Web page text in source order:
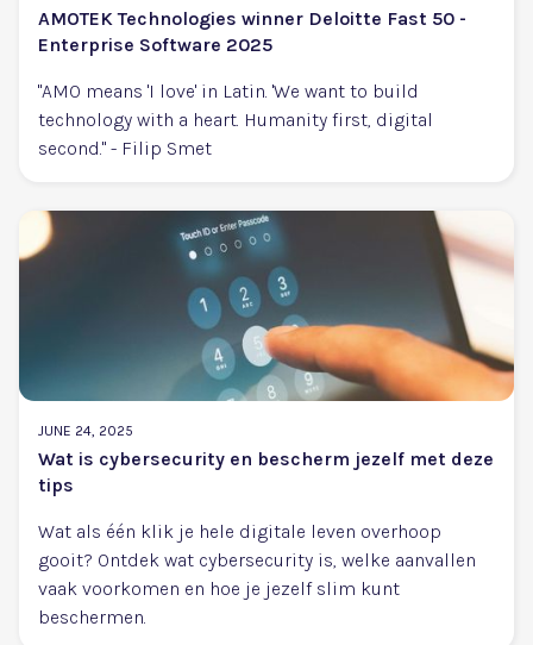
AMOTEK Technologies winner Deloitte Fast 50 -
Enterprise Software 2025
"AMO means 'I love' in Latin. 'We want to build
technology with a heart. Humanity first, digital
second." - Filip Smet
JUNE 24, 2025
Wat is cybersecurity en bescherm jezelf met deze
tips
Wat als één klik je hele digitale leven overhoop
gooit? Ontdek wat cybersecurity is, welke aanvallen
vaak voorkomen en hoe je jezelf slim kunt
beschermen.